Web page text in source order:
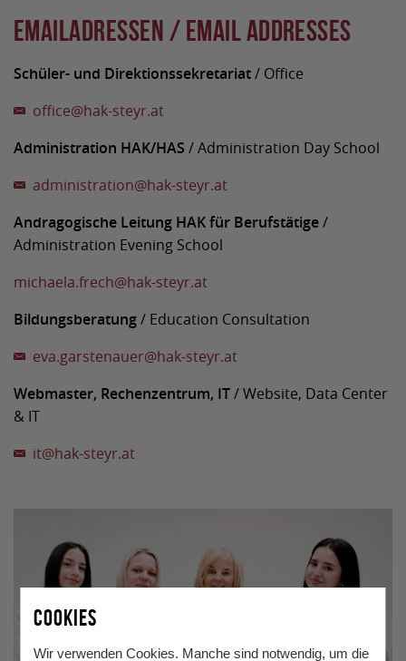
Emailadressen / Email addresses
Schüler- und Direktionssekretariat/ Office
office@hak-steyr.at
Administration HAK/HAS / Administration Day School
administration@hak-steyr.at
Andragogische Leitung HAK für Berufstätige/
Administration Evening School
michaela.frech@hak-steyr.at
Bildungsberatung/ Education Consultation
eva.garstenauer@hak-steyr.at
Webmaster, Rechenzentrum, IT/ Website, Data Center
& IT
it@hak-steyr.at
COOKIES
Wir verwenden Cookies. Manche sind notwendig, um die